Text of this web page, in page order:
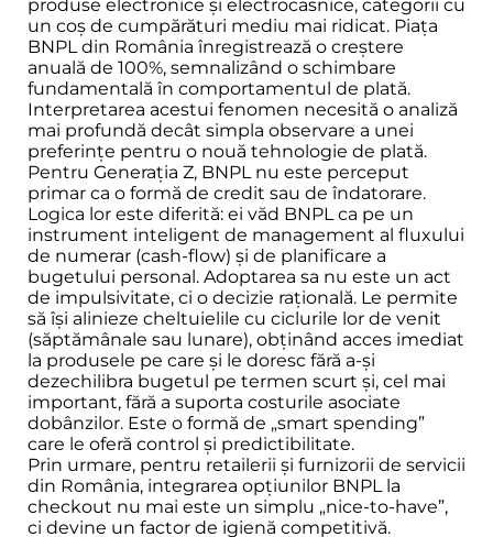
produse electronice și electrocasnice, categorii cu
un coș de cumpărături mediu mai ridicat. Piața
BNPL din România înregistrează o creștere
anuală de 100%, semnalizând o schimbare
fundamentală în comportamentul de plată.
Interpretarea acestui fenomen necesită o analiză
mai profundă decât simpla observare a unei
preferințe pentru o nouă tehnologie de plată.
Pentru Generația Z, BNPL nu este perceput
primar ca o formă de credit sau de îndatorare.
Logica lor este diferită: ei văd BNPL ca pe un
instrument inteligent de management al fluxului
de numerar (cash-flow) și de planificare a
bugetului personal. Adoptarea sa nu este un act
de impulsivitate, ci o decizie rațională. Le permite
să își alinieze cheltuielile cu ciclurile lor de venit
(săptămânale sau lunare), obținând acces imediat
la produsele pe care și le doresc fără a-și
dezechilibra bugetul pe termen scurt și, cel mai
important, fără a suporta costurile asociate
dobânzilor. Este o formă de „smart spending”
care le oferă control și predictibilitate.
Prin urmare, pentru retailerii și furnizorii de servicii
din România, integrarea opțiunilor BNPL la
checkout nu mai este un simplu „nice-to-have”,
ci devine un factor de igienă competitivă.